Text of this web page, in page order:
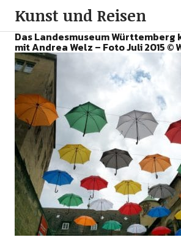
Kunst und Reisen
Das Landesmuseum
mit Andrea Welz – Foto Juli 2015 ©